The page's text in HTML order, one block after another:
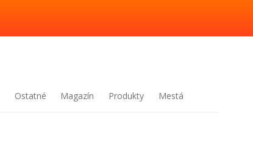
Ostatné Magazín Produkty Mestá